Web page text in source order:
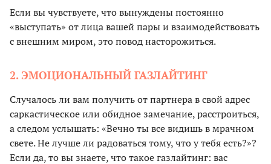
Если вы чувствуете, что вынуждены постоянно
«выступать» от лица вашей пары и взаимодействовать
с внешним миром, это повод насторожиться.
2. ЭМОЦИОНАЛЬНЫЙ ГАЗЛАЙТИНГ
Случалось ли вам получить от партнера в свой адрес
саркастическое или обидное замечание, расстроиться,
а следом услышать: «Вечно ты все видишь в мрачном
свете. Не лучше ли радоваться тому, что у тебя есть?»?
Если да, то вы знаете, что такое газлайтинг: вас